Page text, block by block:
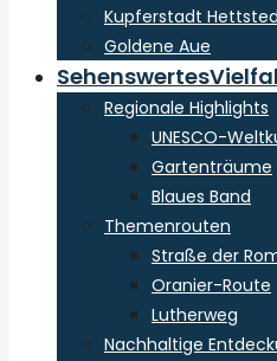
Kupferstadt
Goldene Aue
Sehenswertes
Regionale Highlights
UNESCO-
Gartenträume
Blaues Band
Themenrouten
Straße der
Oranier-Route
Lutherweg
Nachhaltige